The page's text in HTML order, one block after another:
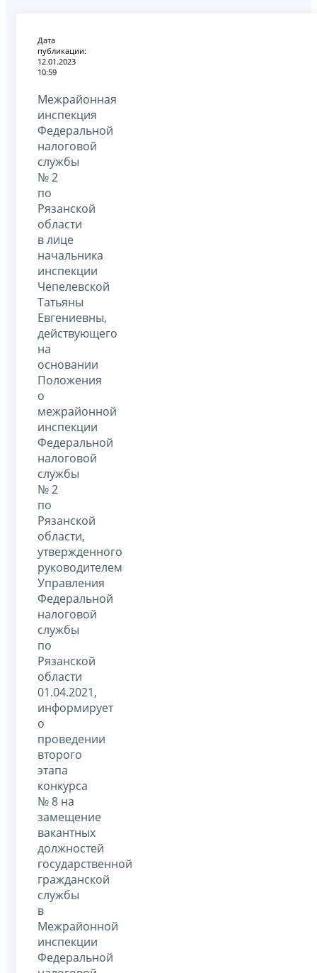
Дата
публикации:
12.01.2023
10:59
Межрайонная
инспекция
Федеральной
налоговой
службы
№ 2
по
Рязанской
области
в лице
начальника
инспекции
Чепелевской
Татьяны
Евгениевны,
действующего
на
основании
Положения
о
межрайонной
инспекции
Федеральной
налоговой
службы
№ 2
по
Рязанской
области,
утвержденного
руководителем
Управления
Федеральной
налоговой
службы
по
Рязанской
области
01.04.2021,
информирует
о
проведении
второго
этапа
конкурса
№ 8 на
замещение
вакантных
должностей
государственной
гражданской
службы
в
Межрайонной
инспекции
Федеральной